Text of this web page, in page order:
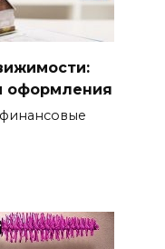
оформления